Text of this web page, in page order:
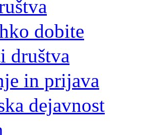
dobite
društva
in prijava
dejavnost